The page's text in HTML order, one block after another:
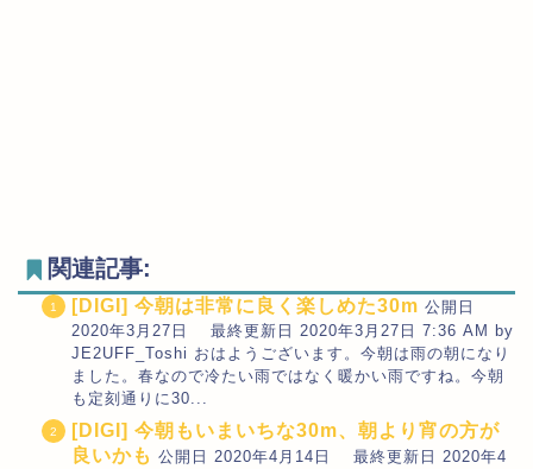
関連記事:
[DIGI] 今朝は非常に良く楽しめた30m 公開日
2020年3月27日 最終更新日 2020年3月27日 7:36 AM by
JE2UFF_Toshi おはようございます。今朝は雨の朝になり
ました。春なので冷たい雨ではなく暖かい雨ですね。今朝
も定刻通りに30...
[DIGI] 今朝もいまいちな30m、朝より宵の方が
良いかも 公開日 2020年4月14日 最終更新日 2020年4